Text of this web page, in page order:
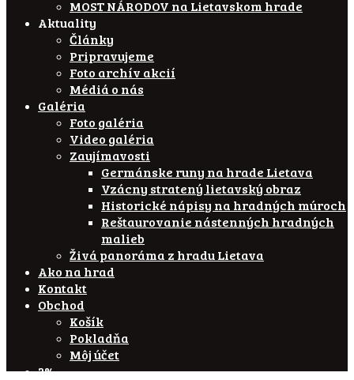
MOST NÁRODOV na Lietavskom hrade
Aktuality
Články
Pripravujeme
Foto archív akcií
Médiá o nás
Galéria
Foto galéria
Video galéria
Zaujímavosti
Germánske runy na hrade Lietava
Vzácny stratený lietavský obraz
Historické nápisy na hradných múroch
Reštaurovanie nástenných hradných
malieb
Živá panoráma z hradu Lietava
Ako na hrad
Kontakt
Obchod
Košík
Pokladňa
Môj účet
2%